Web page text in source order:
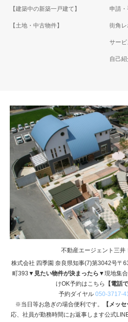
【建築中の新築一戸建て】
【土地・中古物件】
申請・
街角レ
サー
自己
不動産エージェント三井
株式会社 四季園 奈良県知事(7)第3042号
町393 ▼見たい物件が決まったら▼現地集
けOK予約はこちら
【電話
予約ダイヤル 050-3717-
※当日等お急ぎの場合便利です。
【メッ
応、社員が勤務時間にお返事します公式